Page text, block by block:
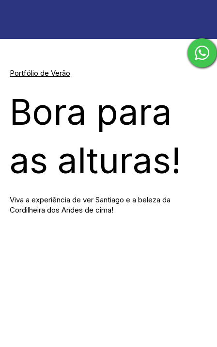
Portfólio de Verão
Bora para
as alturas!
Viva a experiência de ver Santiago e a beleza da
Cordilheira dos Andes de cima!